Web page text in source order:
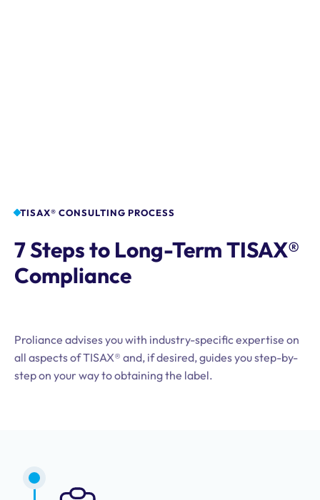
TISAX® CONSULTING PROCESS
7 Steps to Long-Term TISAX®
Compliance
Proliance advises you with industry-specific expertise on
all aspects of TISAX® and, if desired, guides you step-by-
step on your way to obtaining the label.